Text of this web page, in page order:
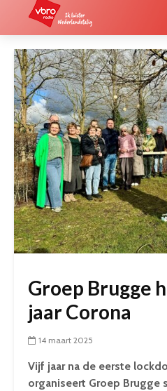
Groep Brugge
jaar Corona
14 maart 2025
Vijf jaar na de eerste
organiseert Groep Brugge